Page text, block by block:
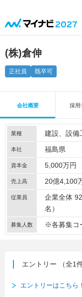
(株)倉伸
正社員 既卒可
会社概要 採用
業種 建設 設備
本社 福島県
資本金 5,000万円
売上高 20億4,100
従業員
企業全体
名）
募集人数 ※各募集コ
エントリー （全1
エントリーはこちら！